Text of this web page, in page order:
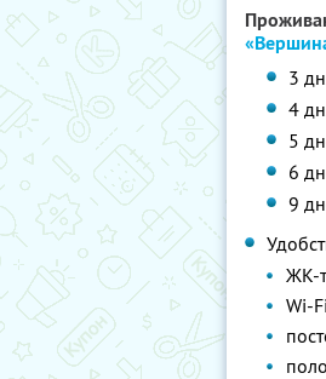
3
4
5
6
9
ЖК-
Wi-Fi